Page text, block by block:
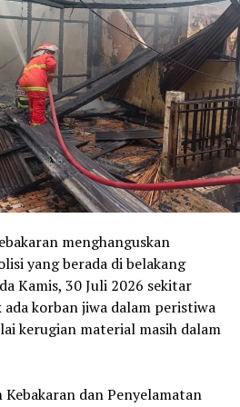
apa pun. Mari bersama-sama
masyarakat yang menjadi
Seksi Penerangan Hukum
tidak mudah
atau akun WhatsApp yang
Kejaksaan. Masyarakat juga
data pribadi, informasi
melakukan transfer dana
sebagai pejabat Kejaksaan.
selalu melakukan
resmi Kejati Jambi apabila
mencurigakan, serta segera
aparat penegak hukum apabila
korban modus penipuan
menghanguskan
yang berada di belakang
Kamis, 30 Juli 2026 sekitar
korban jiwa dalam peristiwa
kerugian material masih dalam
Kebakaran dan Penyelamatan